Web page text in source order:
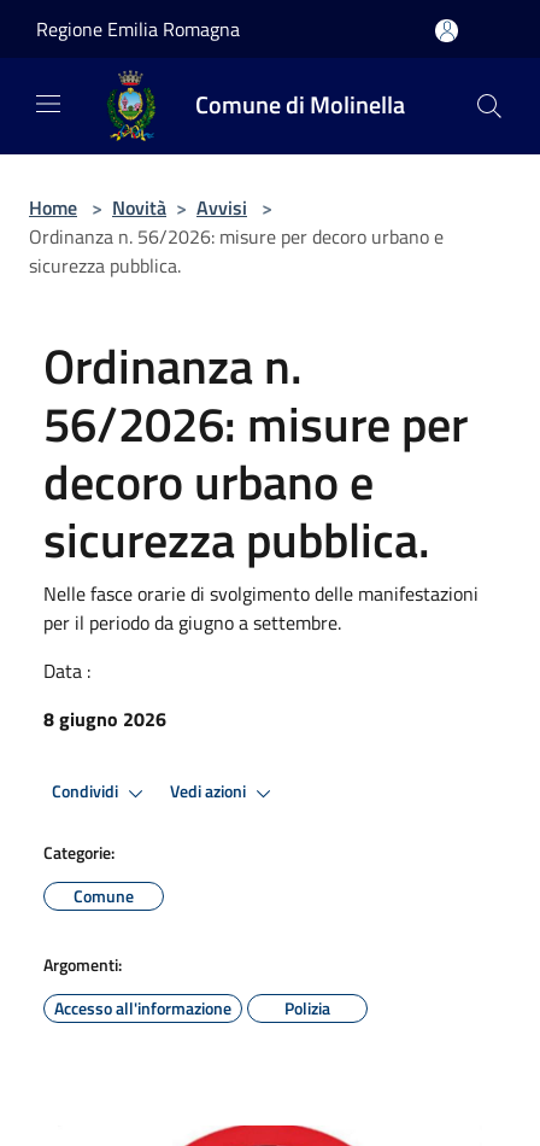
Regione Emilia Romagna
Comune di Molinella
Home > Novità > Avvisi >
Ordinanza n. 56/2026: misure per decoro urbano e
sicurezza pubblica.
Ordinanza n.
56/2026: misure per
decoro urbano e
sicurezza pubblica.
Nelle fasce orarie di svolgimento delle manifestazioni
per il periodo da giugno a settembre.
Data :
8 giugno 2026
Condividi Vedi azioni
Categorie:
Comune
Argomenti:
Accesso all'informazione
Polizia